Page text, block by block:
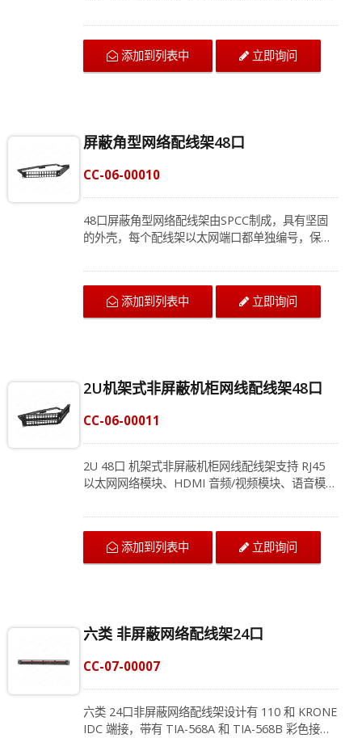
音频/视频模块、语音模块应用。48口网络配线架非
常适合用于商业楼宇布线，满足不同的布线要求。
您可以在安装配线架后轻松添加新设备。我们的团
队很乐意提供量身定制的布线规划，现在就联系我
添加到列表中 立即询问
屏蔽角型网络配线架48口
CC-06-00010
48口屏蔽角型网络配线架由SPCC制成，具有坚固
的外壳，每个配线架以太网端口都单独编号，保持
的布线环境更加稳定可靠。1U48口配线架非常适用
于商业楼宇的布线。 网络模块配线架中的每个端口
都有效地连接到不同设备。请联系我们的专家以获
取最新的结构化布线信息。
添加到列表中 立即询问
2U机架式非屏蔽机柜网线配线架48口
CC-06-00011
2U 48口 机架式非屏蔽机柜网线配线架支持 RJ45
以太网网络模块、HDMI 音频/视频模块、语音模块
英寸机架或壁挂式安装中。每个网络面板端口都单
独编号，以保持结构化布线整洁。机柜网线配线架
可以使网络布线有效且灵活，并且将来移动和更改
更容易。我们旨在帮助企业拥有易于管理的局域网
添加到列表中 立即询问
六类 非屏蔽网络配线架24口
CC-07-00007
六类 24口非屏蔽网络配线架设计有 110 和 KRONE
IDC 端接，带有 TIA-568A 和 TIA-568B 彩色接线